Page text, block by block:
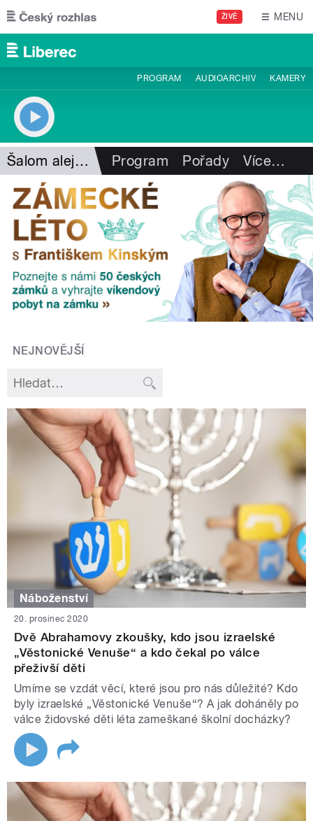
Přejít k hlavnímu obsahu
ŽIVĚ MENU
PROGRAM AUDIOARCHIV KAMERY
Šalom alejchem Program Pořady Více…
NEJNOVĚJŠÍ
Náboženství
20. prosinec 2020
Dvě Abrahamovy zkoušky, kdo jsou izraelské
„Věstonické Venuše“ a kdo čekal po válce
přeživší děti
Umíme se vzdát věcí, které jsou pro nás důležité? Kdo
byly izraelské „Věstonické Venuše“? A jak doháněly po
válce židovské děti léta zameškané školní docházky?